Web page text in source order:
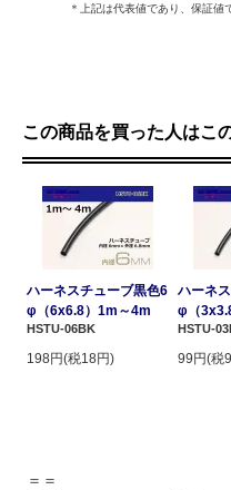
＊上記は代表値であり、保証値
この商品を買った人はこ
ハーネスチューブ黒色6
φ（6x6.8）1m～4m
HSTU-06BK
198円(税18円)
ハーネ
φ（
HSTU-
99円(税
＝＝